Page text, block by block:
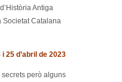
Antiga
Societat Catalana
25 d’abril de 2023
secrets però alguns